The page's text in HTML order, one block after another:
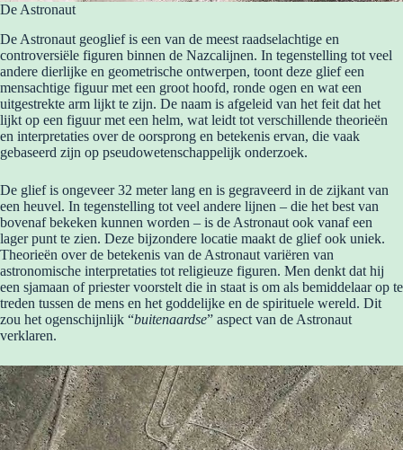
De Astronaut
De Astronaut geoglief is een van de meest raadselachtige en
controversiële figuren binnen de Nazcalijnen. In tegenstelling tot veel
andere dierlijke en geometrische ontwerpen, toont deze glief een
mensachtige figuur met een groot hoofd, ronde ogen en wat een
uitgestrekte arm lijkt te zijn. De naam is afgeleid van het feit dat het
lijkt op een figuur met een helm, wat leidt tot verschillende theorieën
en interpretaties over de oorsprong en betekenis ervan, die vaak
gebaseerd zijn op pseudowetenschappelijk onderzoek.
De glief is ongeveer 32 meter lang en is gegraveerd in de zijkant van
een heuvel. In tegenstelling tot veel andere lijnen – die het best van
bovenaf bekeken kunnen worden – is de Astronaut ook vanaf een
lager punt te zien. Deze bijzondere locatie maakt de glief ook uniek.
Theorieën over de betekenis van de Astronaut variëren van
astronomische interpretaties tot religieuze figuren. Men denkt dat hij
een sjamaan of priester voorstelt die in staat is om als bemiddelaar op te
treden tussen de mens en het goddelijke en de spirituele wereld. Dit
zou het ogenschijnlijk “buitenaardse” aspect van de Astronaut
verklaren.